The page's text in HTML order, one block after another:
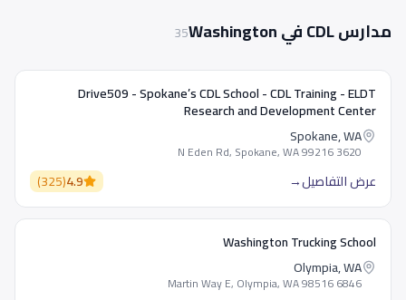
مدارس CDL في Washington 35
Drive509 - Spokane’s CDL School - CDL Training - ELDT
Research and Development Center
Spokane, WA
3620 N Eden Rd, Spokane, WA 99216
عرض التفاصيل→
4.9
(
325
)
Washington Trucking School
Olympia, WA
6846 Martin Way E, Olympia, WA 98516